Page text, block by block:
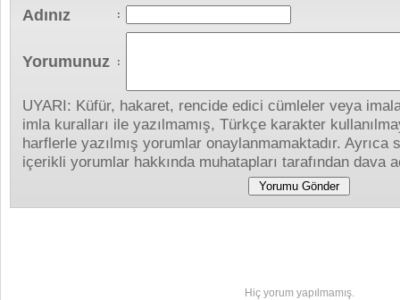
Adınız :
Yorumunuz :
UYARI: Küfür, hakaret, rencide edici cümleler veya
imla kuralları ile yazılmamış, Türkçe karakter
harflerle yazılmış yorumlar onaylanmamaktadır.
içerikli yorumlar hakkında muhatapları tarafından dava
Hiç yorum yapılmamış.